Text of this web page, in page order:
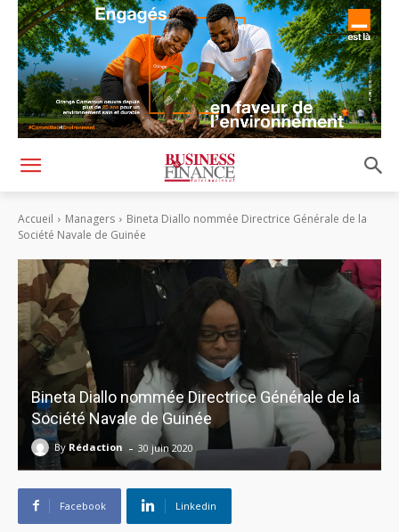
Accueil Managers
Bineta Diallo nommée Directrice Générale de la
Société Navale de Guinée
Bineta Diallo nommée Directrice Générale de la
Société Navale de Guinée
By Rédaction - 30 juin 2020
Facebook Linkedin